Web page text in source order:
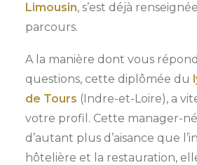
Limousin, s’est déjà
parcours.
A la manière dont vous
questions, cette diplômée du
de Tours (Indre-et-Loire), a
votre profil. Cette manager-
d’autant plus d’aisance que
hôtelière et la restauration,